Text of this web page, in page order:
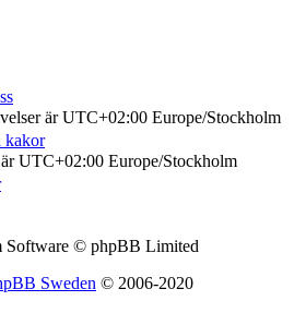
är UTC+02:00 Europe/Stockholm
kakor
UTC+02:00 Europe/Stockholm
Software © phpBB Limited
Sweden © 2006-2020